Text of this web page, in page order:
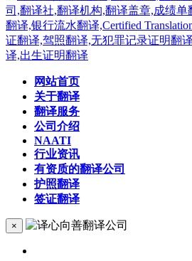
网站首页
关于翻译
翻译服务
公司介绍
NAATI
行业资讯
有资质的翻译公司
护照翻译
签证翻译
×